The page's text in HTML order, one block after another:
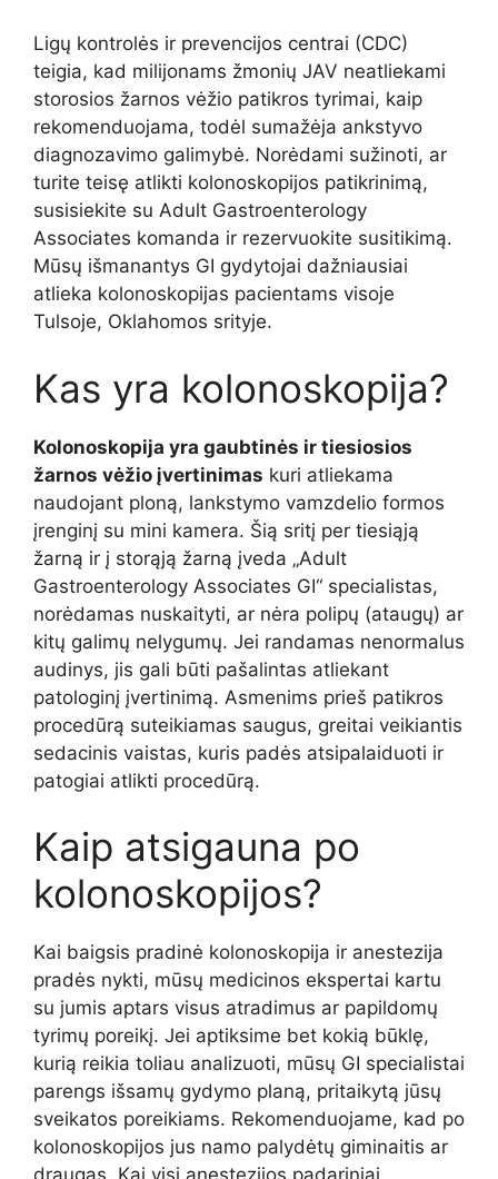
Ligų kontrolės ir prevencijos centrai (CDC)
teigia, kad milijonams žmonių JAV neatliekami
storosios žarnos vėžio patikros tyrimai, kaip
rekomenduojama, todėl sumažėja ankstyvo
diagnozavimo galimybė. Norėdami sužinoti, ar
turite teisę atlikti kolonoskopijos patikrinimą,
susisiekite su Adult Gastroenterology
Associates komanda ir rezervuokite susitikimą.
Mūsų išmanantys GI gydytojai dažniausiai
atlieka kolonoskopijas pacientams visoje
Tulsoje, Oklahomos srityje.
Kas yra kolonoskopija?
Kolonoskopija yra gaubtinės ir tiesiosios
žarnos vėžio įvertinimas kuri atliekama
naudojant ploną, lankstymo vamzdelio formos
įrenginį su mini kamera. Šią sritį per tiesiąją
žarną ir į storąją žarną įveda „Adult
Gastroenterology Associates GI“ specialistas,
norėdamas nuskaityti, ar nėra polipų (ataugų) ar
kitų galimų nelygumų. Jei randamas nenormalus
audinys, jis gali būti pašalintas atliekant
patologinį įvertinimą. Asmenims prieš patikros
procedūrą suteikiamas saugus, greitai veikiantis
sedacinis vaistas, kuris padės atsipalaiduoti ir
patogiai atlikti procedūrą.
Kaip atsigauna po
kolonoskopijos?
Kai baigsis pradinė kolonoskopija ir anestezija
pradės nykti, mūsų medicinos ekspertai kartu
su jumis aptars visus atradimus ar papildomų
tyrimų poreikį. Jei aptiksime bet kokią būklę,
kurią reikia toliau analizuoti, mūsų GI specialistai
parengs išsamų gydymo planą, pritaikytą jūsų
sveikatos poreikiams. Rekomenduojame, kad po
kolonoskopijos jus namo palydėtų giminaitis ar